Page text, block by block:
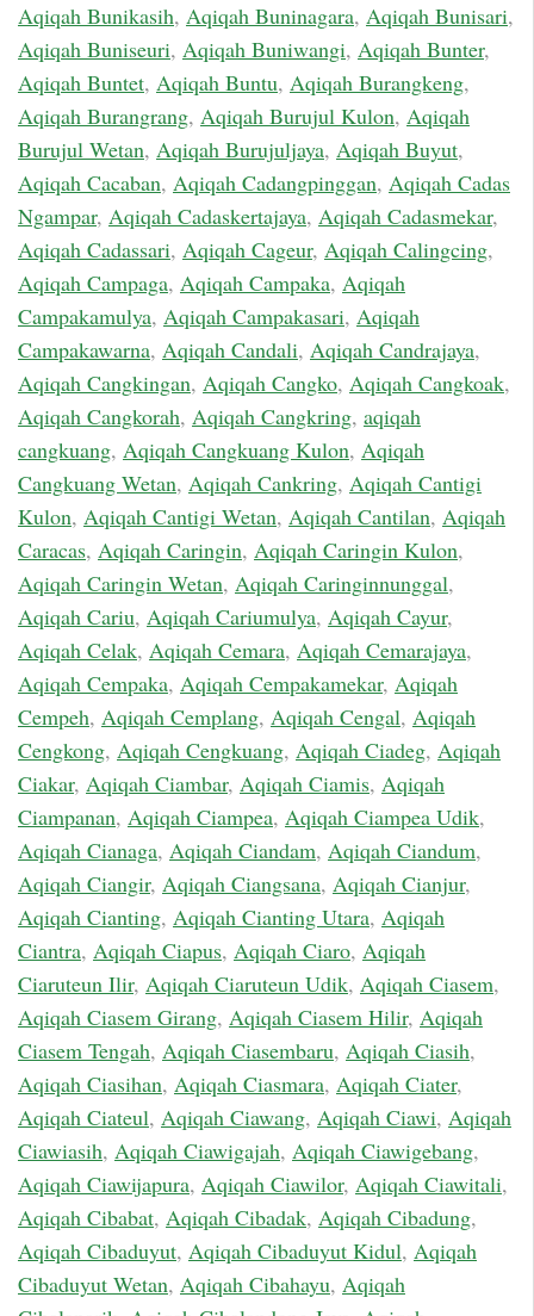
Aqiqah Bunikasih, Aqiqah Buninagara, Aqiqah Bunisari,
Aqiqah Buniseuri, Aqiqah Buniwangi, Aqiqah Bunter,
Aqiqah Buntet, Aqiqah Buntu, Aqiqah Burangkeng,
Aqiqah Burangrang, Aqiqah Burujul Kulon, Aqiqah
Burujul Wetan, Aqiqah Burujuljaya, Aqiqah Buyut,
Aqiqah Cacaban, Aqiqah Cadangpinggan, Aqiqah Cadas
Ngampar, Aqiqah Cadaskertajaya, Aqiqah Cadasmekar,
Aqiqah Cadassari, Aqiqah Cageur, Aqiqah Calingcing,
Aqiqah Campaga, Aqiqah Campaka, Aqiqah
Campakamulya, Aqiqah Campakasari, Aqiqah
Campakawarna, Aqiqah Candali, Aqiqah Candrajaya,
Aqiqah Cangkingan, Aqiqah Cangko, Aqiqah Cangkoak,
Aqiqah Cangkorah, Aqiqah Cangkring, aqiqah
cangkuang, Aqiqah Cangkuang Kulon, Aqiqah
Cangkuang Wetan, Aqiqah Cankring, Aqiqah Cantigi
Kulon, Aqiqah Cantigi Wetan, Aqiqah Cantilan, Aqiqah
Caracas, Aqiqah Caringin, Aqiqah Caringin Kulon,
Aqiqah Caringin Wetan, Aqiqah Caringinnunggal,
Aqiqah Cariu, Aqiqah Cariumulya, Aqiqah Cayur,
Aqiqah Celak, Aqiqah Cemara, Aqiqah Cemarajaya,
Aqiqah Cempaka, Aqiqah Cempakamekar, Aqiqah
Cempeh, Aqiqah Cemplang, Aqiqah Cengal, Aqiqah
Cengkong, Aqiqah Cengkuang, Aqiqah Ciadeg, Aqiqah
Ciakar, Aqiqah Ciambar, Aqiqah Ciamis, Aqiqah
Ciampanan, Aqiqah Ciampea, Aqiqah Ciampea Udik,
Aqiqah Cianaga, Aqiqah Ciandam, Aqiqah Ciandum,
Aqiqah Ciangir, Aqiqah Ciangsana, Aqiqah Cianjur,
Aqiqah Cianting, Aqiqah Cianting Utara, Aqiqah
Ciantra, Aqiqah Ciapus, Aqiqah Ciaro, Aqiqah
Ciaruteun Ilir, Aqiqah Ciaruteun Udik, Aqiqah Ciasem,
Aqiqah Ciasem Girang, Aqiqah Ciasem Hilir, Aqiqah
Ciasem Tengah, Aqiqah Ciasembaru, Aqiqah Ciasih,
Aqiqah Ciasihan, Aqiqah Ciasmara, Aqiqah Ciater,
Aqiqah Ciateul, Aqiqah Ciawang, Aqiqah Ciawi, Aqiqah
Ciawiasih, Aqiqah Ciawigajah, Aqiqah Ciawigebang,
Aqiqah Ciawijapura, Aqiqah Ciawilor, Aqiqah Ciawitali,
Aqiqah Cibabat, Aqiqah Cibadak, Aqiqah Cibadung,
Aqiqah Cibaduyut, Aqiqah Cibaduyut Kidul, Aqiqah
Cibaduyut Wetan, Aqiqah Cibahayu, Aqiqah